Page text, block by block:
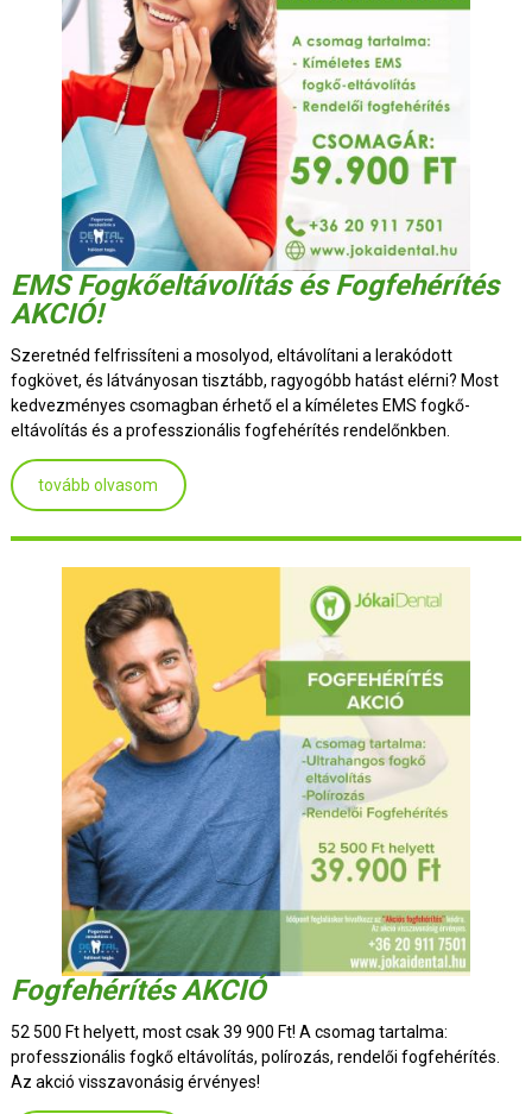
EMS Fogkőeltávolítás és Fogfehérítés
AKCIÓ!
Szeretnéd felfrissíteni a mosolyod, eltávolítani a lerakódott
fogkövet, és látványosan tisztább, ragyogóbb hatást elérni? Most
kedvezményes csomagban érhető el a kíméletes EMS fogkő-
eltávolítás és a professzionális fogfehérítés rendelőnkben.
tovább olvasom
Fogfehérítés AKCIÓ
52 500 Ft helyett, most csak 39 900 Ft! A csomag tartalma:
professzionális fogkő eltávolítás, polírozás, rendelői fogfehérítés.
Az akció visszavonásig érvényes!